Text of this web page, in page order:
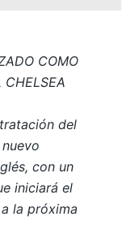
COMO
CHELSEA
del
con un
iniciará el
la próxima